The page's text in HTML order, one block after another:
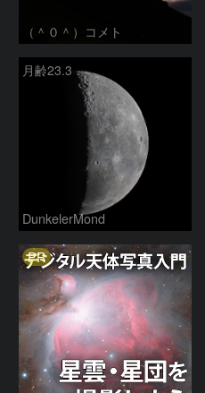
（＾０＾）コメト
月齢23.3
DunkelerMond
PR